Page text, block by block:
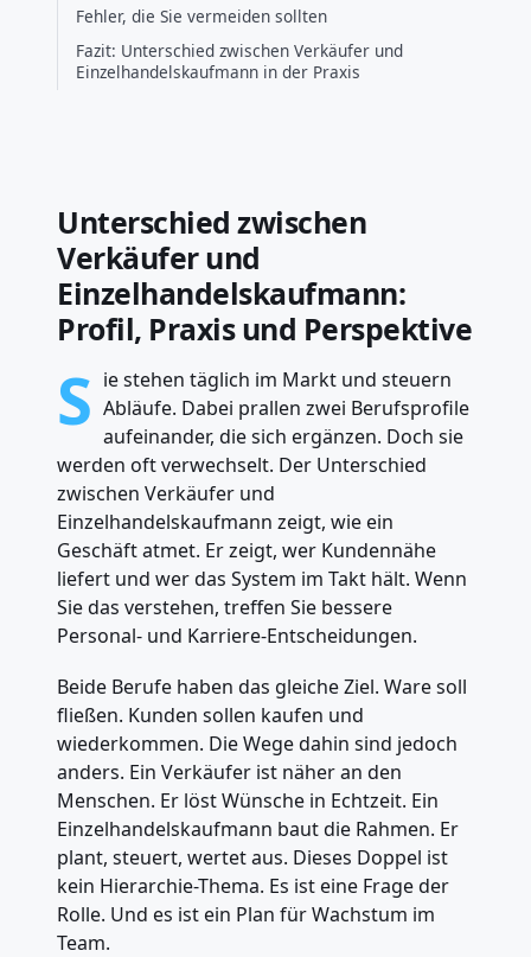
Fehler, die Sie vermeiden sollten
Fazit: Unterschied zwischen Verkäufer und
Einzelhandelskaufmann in der Praxis
Unterschied zwischen
Verkäufer und
Einzelhandelskaufmann:
Profil, Praxis und Perspektive
S ie stehen täglich im Markt und steuern
Abläufe. Dabei prallen zwei Berufsprofile
aufeinander, die sich ergänzen. Doch sie
werden oft verwechselt. Der Unterschied
zwischen Verkäufer und
Einzelhandelskaufmann zeigt, wie ein
Geschäft atmet. Er zeigt, wer Kundennähe
liefert und wer das System im Takt hält. Wenn
Sie das verstehen, treffen Sie bessere
Personal- und Karriere-Entscheidungen.
Beide Berufe haben das gleiche Ziel. Ware soll
fließen. Kunden sollen kaufen und
wiederkommen. Die Wege dahin sind jedoch
anders. Ein Verkäufer ist näher an den
Menschen. Er löst Wünsche in Echtzeit. Ein
Einzelhandelskaufmann baut die Rahmen. Er
plant, steuert, wertet aus. Dieses Doppel ist
kein Hierarchie-Thema. Es ist eine Frage der
Rolle. Und es ist ein Plan für Wachstum im
Team.